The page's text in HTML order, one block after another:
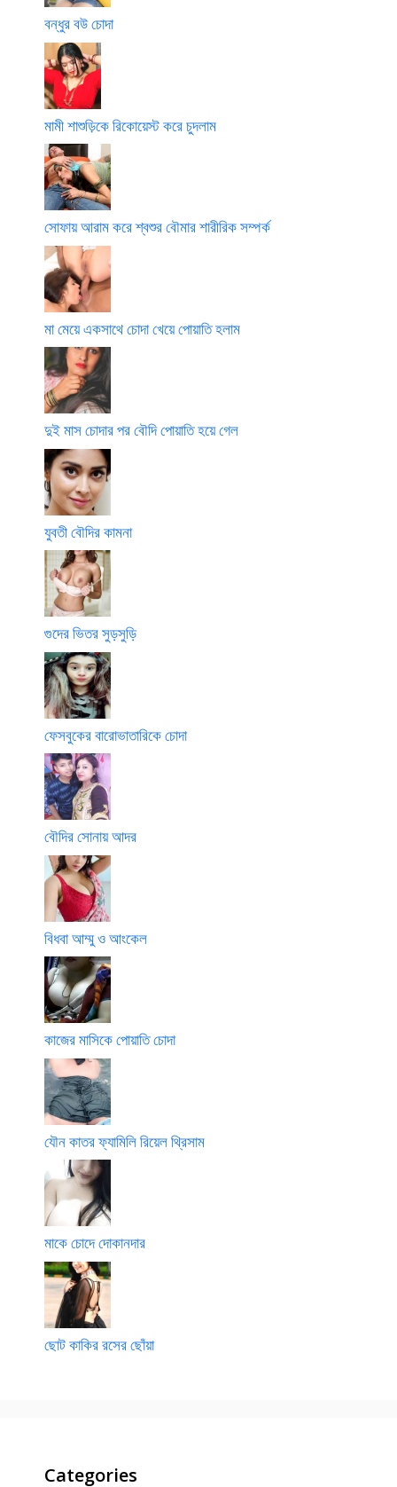
বন্ধুর বউ চোদা
মামী শাশুড়িকে রিকোয়েস্ট করে চুদলাম
সোফায় আরাম করে শ্বশুর বৌমার শারীরিক সম্পর্ক
মা মেয়ে একসাথে চোদা খেয়ে পোয়াতি হলাম
দুই মাস চোদার পর বৌদি পোয়াতি হয়ে গেল
যুবতী বৌদির কামনা
গুদের ভিতর সুড়সুড়ি
ফেসবুকের বারোভাতারিকে চোদা
বৌদির সোনায় আদর
বিধবা আম্মু ও আংকেল
কাজের মাসিকে পোয়াতি চোদা
যৌন কাতর ফ্যামিলি রিয়েল থ্রিসাম
মাকে চোদে দোকানদার
ছোট কাকির রসের ছোঁয়া
Categories